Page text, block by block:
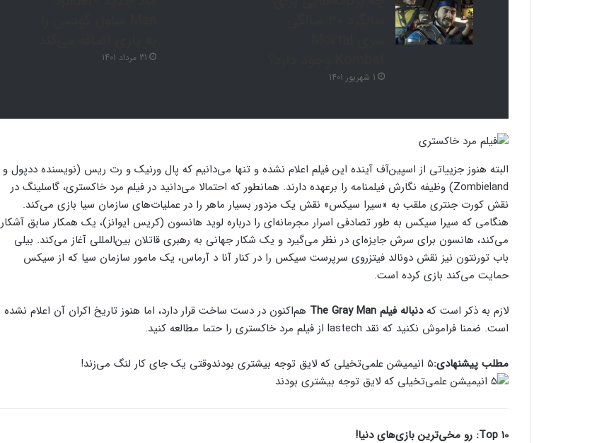
1 شهریور 1401
31 مرداد 1401
البته هنوز جزییاتی از اسپین‌آف آینده این فیلم اعلام نشده و تنها می‌دانیم که پال ورنیک و رت ریس (نویسنده ددپول و
Zombieland) وظیفه نگارش فیلمنامه را برعهده دارند. همانطور که احتمالا می‌دانید در فیلم مرد خاکستری، گاسلینگ در
نقش کورت جنتری ملقب به «سیرا سیکس» نقش یک مزدور بسیار ماهر را در عملیات‌های سازمان سیا بازی می‌کند.
هنگامی که سیرا سیکس به طور تصادفی اسرار مجرمانه‌ای را درباره لوید هانسون (کریس ایوانز)، یک همکار سابق آشکار
می‌کند، هانسون برای سرش جایزه‌‌ای در نظر می‌گیرد و یک شکار جهانی به رهبری قاتلان بین‌المللی آغاز می‌کند. بیلی
باب تورنتون نیز نقش دونالد فیتزروی سرپرست سیکس را در کنار آنا د آرماس، یک مامور سازمان سیا که از سیکس
حمایت می‌کند بازی کرده است.
لازم به ذکر است کهدنباله فیلم The Gray Man
هم‌اکنون در دست ساخت قرار دارد، اما هنوز تاریخ اکران آن اعلام نشده
است. ضمنا فراموش نکنید که نقد lastech از فیلم مرد خاکستری را حتما مطالعه کنید.
مطلب پیشنهادی:۵ انیمیشن علمی‌تخیلی که لایق توجه بیشتری بودند وقتی یک جای کار لنگ می‌زند!
Top 10: رو مخی‌ترین بازی‌های دنیا!
بین کنسول‌ها دارد!